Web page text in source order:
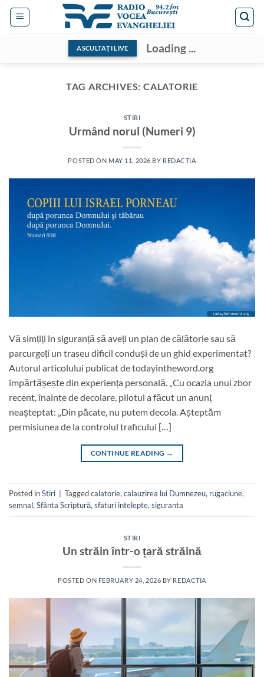
Skip
ASCULTAȚI LIVE Loading ...
TAG ARCHIVES: CALATORIE
STIRI
Urmând norul (Numeri 9)
POSTED ON MAY 11, 2026 BY REDACTIA
Vă simțiți în siguranță să aveți un plan de călătorie sau să
parcurgeți un traseu dificil conduși de un ghid experimentat?
Autorul articolului publicat de todayintheword.org
împărtășește din experiența personală. „Cu ocazia unui zbor
recent, înainte de decolare, pilotul a făcut un anunț
neașteptat: „Din păcate, nu putem decola. Așteptăm
permisiunea de la controlul traficului […]
CONTINUE READING →
Posted inStiri Taggedcalatorie, calauzirea lui Dumnezeu, rugaciune,
semnal, Sfânta Scriptură, sfaturi intelepte, siguranta
STIRI
Un străin într-o țară străină
POSTED ON FEBRUARY 24, 2026 BY REDACTIA